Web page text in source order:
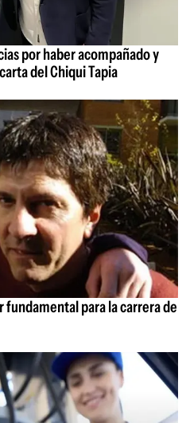
por haber acompañado y
del Chiqui Tapia
fundamental para la carrera de